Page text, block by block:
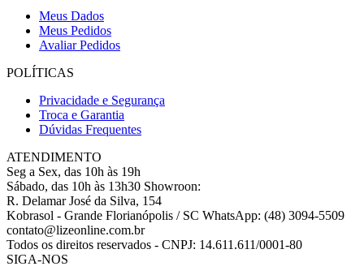
Meus Dados
Meus Pedidos
Avaliar Pedidos
POLÍTICAS
Privacidade e Segurança
Troca e Garantia
Dúvidas Frequentes
ATENDIMENTO
Seg a Sex, das 10h às 19h
Sábado, das 10h às 13h30 Showroon:
R. Delamar José da Silva, 154
Kobrasol - Grande Florianópolis / SC WhatsApp: (48) 3094-5509
contato@lizeonline.com.br
Todos os direitos reservados - CNPJ: 14.611.611/0001-80
SIGA-NOS